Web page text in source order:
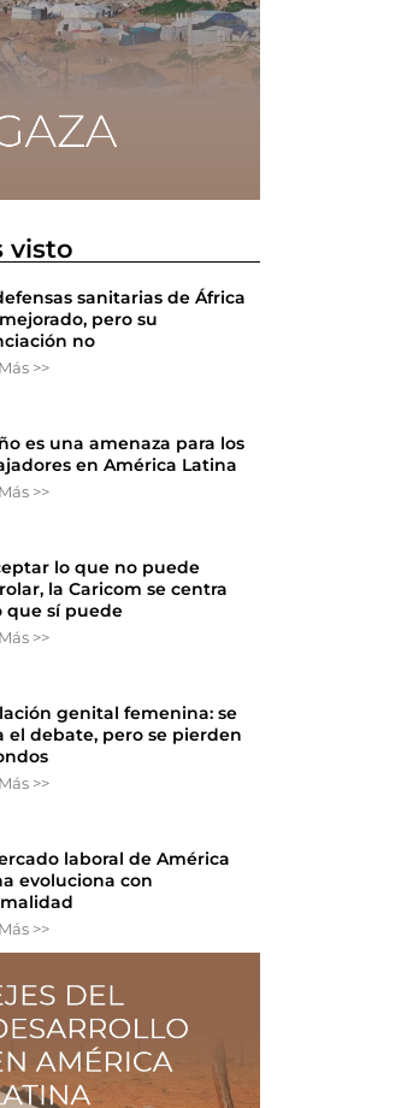
visto
sanitarias de África
pero su
no
>>
es una amenaza para los
en América Latina
>>
lo que no puede
la Caricom se centra
que sí puede
>>
genital femenina: se
el debate, pero se pierden
>>
laboral de América
evoluciona con
>>